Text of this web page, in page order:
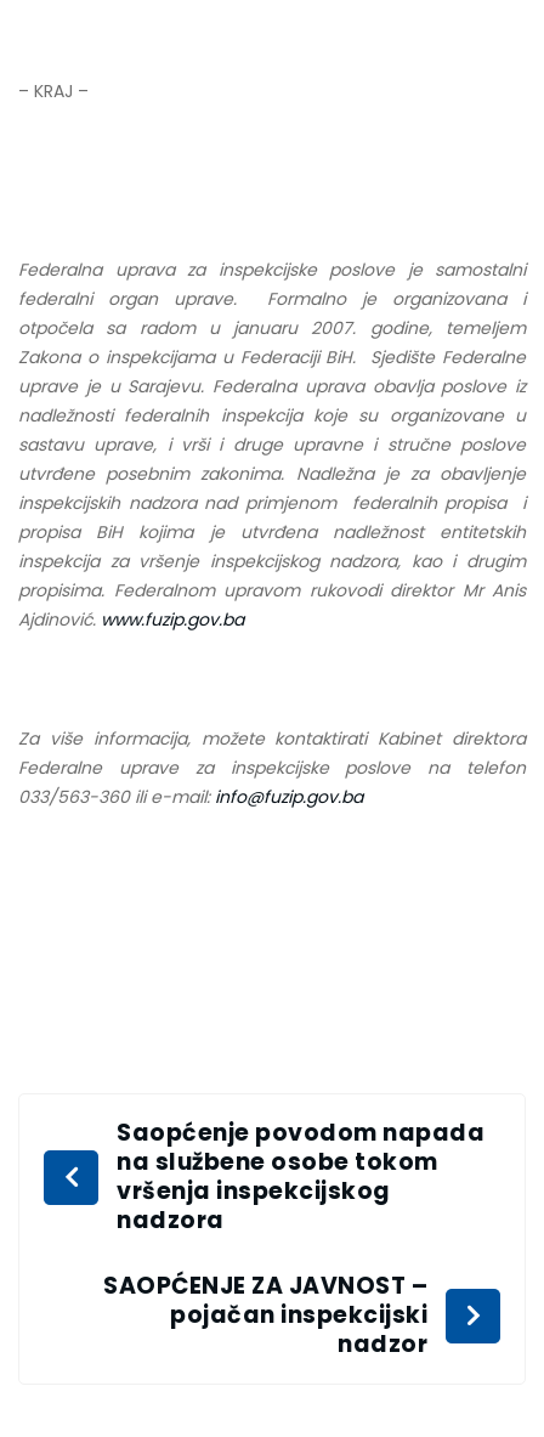
– KRAJ –
Federalna uprava za inspekcijske poslove je samostalni
federalni organ uprave. Formalno je organizovana i
otpočela sa radom u januaru 2007. godine, temeljem
Zakona o inspekcijama u Federaciji BiH. Sjedište Federalne
uprave je u Sarajevu. Federalna uprava obavlja poslove iz
nadležnosti federalnih inspekcija koje su organizovane u
sastavu uprave, i vrši i druge upravne i stručne poslove
utvrđene posebnim zakonima. Nadležna je za obavljenje
inspekcijskih nadzora nad primjenom federalnih propisa i
propisa BiH kojima je utvrđena nadležnost entitetskih
inspekcija za vršenje inspekcijskog nadzora, kao i drugim
propisima. Federalnom upravom rukovodi direktor Mr Anis
Ajdinović. www.fuzip.gov.ba
Za više informacija, možete kontaktirati Kabinet direktora
Federalne uprave za inspekcijske poslove na telefon
033/563-360 ili e-mail: info@fuzip.gov.ba
Saopćenje povodom napada
na službene osobe tokom
vršenja inspekcijskog
nadzora
SAOPĆENJE ZA JAVNOST –
pojačan inspekcijski
nadzor